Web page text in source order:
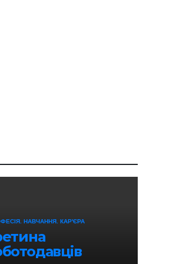
НАВЧАННЯ. КАР'ЄРА